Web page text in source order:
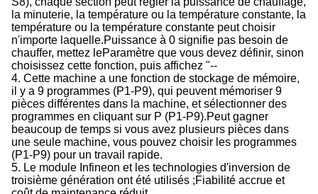
la minuterie, la température ou la température constante, la
température ou la température constante peut choisir
n'importe laquelle.Puissance à 0 signifie pas besoin de
chauffer, mettez leParamètre que vous devez définir, sinon
choisissez cette fonction, puis affichez "--
4. Cette machine a une fonction de stockage de mémoire,
il y a 9 programmes (P1-P9), qui peuvent mémoriser 9
pièces différentes dans la machine, et sélectionner des
programmes en cliquant sur P (P1-P9).Peut gagner
beaucoup de temps si vous avez plusieurs pièces dans
une seule machine, vous pouvez choisir les programmes
(P1-P9) pour un travail rapide.
5. Le module Infineon et les technologies d'inversion de
troisième génération ont été utilisés ;Fiabilité accrue et